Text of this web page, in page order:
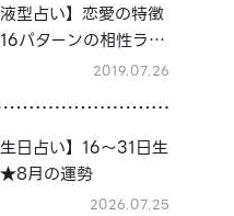
液型占い】恋愛の特徴
パターンの相性ラン
＆シーン別の恋テク
2019.07.26
生日占い】16～31日生
月の運勢
2026.07.25